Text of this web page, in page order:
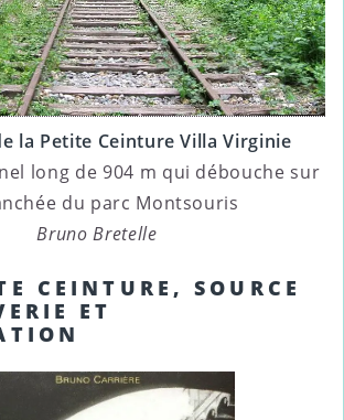
la Petite Ceinture Villa Virginie
long de 904 m qui débouche sur
du parc Montsouris
Bruno Bretelle
CEINTURE, SOURCE
ET